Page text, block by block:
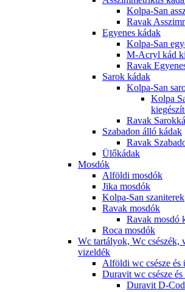
Kolpa-San
Ravak
Egyenes kádak
Kolpa-San
M-Acryl kád
Ravak
Sarok kádak
Kolpa-San
Kolpa
Ravak
Szabadon álló kádak
Ravak
Ülőkádak
Mosdók
Alföldi mosdók
Jika mosdók
Kolpa-San szaniterek
Ravak mosdók
Ravak mosdó
Roca mosdók
Wc tartályok, Wc csészék,
vizeldék
Alföldi wc csésze és
Duravit wc csésze
Duravit D-